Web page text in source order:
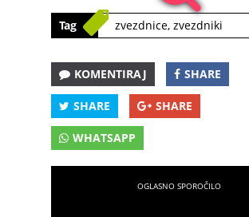
Tag zvezdnice, zvezdniki
KOMENTIRAJ SHARE
SHARE SHARE
WHATSAPP